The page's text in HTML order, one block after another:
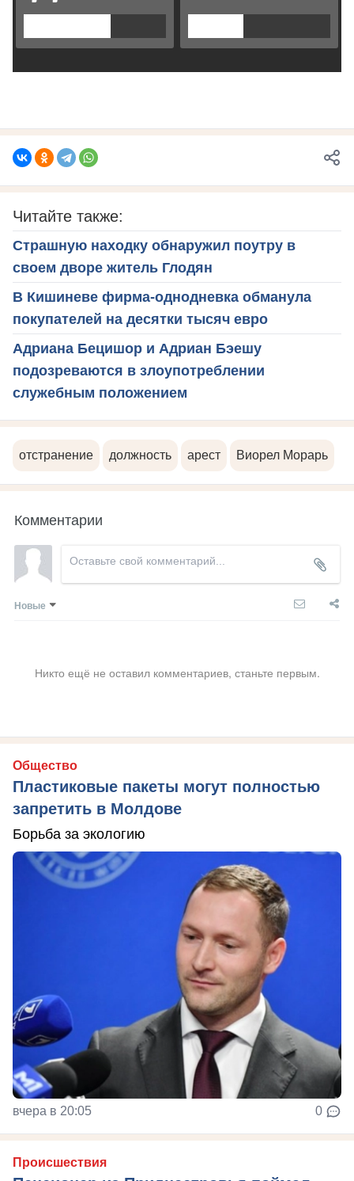
Читайте также:
Страшную находку обнаружил поутру в
своем дворе житель Глодян
В Кишиневе фирма-однодневка обманула
покупателей на десятки тысяч евро
Адриана Бецишор и Адриан Бэешу
подозреваются в злоупотреблении
служебным положением
отстранение должность арест Виорел Морарь
Комментарии
Новые
Никто ещё не оставил комментариев, станьте первым.
Общество
Пластиковые пакеты могут полностью
запретить в Молдове
Борьба за экологию
вчера в 20:05 0
Происшествия